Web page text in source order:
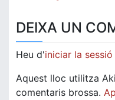
DEIXA UN
Heu d'iniciar la sessió
Aquest lloc utilitza
comentaris brossa.